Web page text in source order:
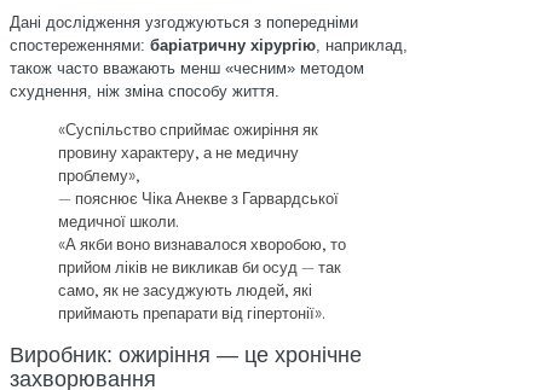
Дані дослідження узгоджуються з попередніми
спостереженнями: баріатричну хірургію , наприклад,
також часто вважають менш «чесним» методом
схуднення, ніж зміна способу життя.
«Суспільство сприймає ожиріння як
провину характеру, а не медичну
проблему»,
— пояснює Чіка Анекве з Гарвардської
медичної школи.
«А якби воно визнавалося хворобою, то
прийом ліків не викликав би осуд — так
само, як не засуджують людей, які
приймають препарати від гіпертонії».
Виробник: ожиріння — це хронічне
захворювання